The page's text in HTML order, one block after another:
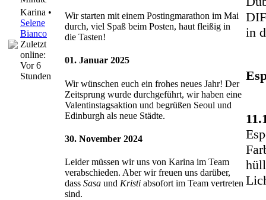
Karina •
Selene
Bianco
Zuletzt
online:
Vor 6
Stunden
Wir starten mit einem Postingmarathon im Mai
durch, viel Spaß beim Posten, haut fleißig in
die Tasten!
01. Januar 2025
Wir wünschen euch ein frohes neues Jahr! Der
Zeitsprung wurde durchgeführt, wir haben eine
Valentinstagsaktion und begrüßen Seoul und
Edinburgh als neue Städte.
30. November 2024
Leider müssen wir uns von Karina im Team
verabschieden. Aber wir freuen uns darüber,
dass Sasa und Kristi absofort im Team vertreten
sind.
in